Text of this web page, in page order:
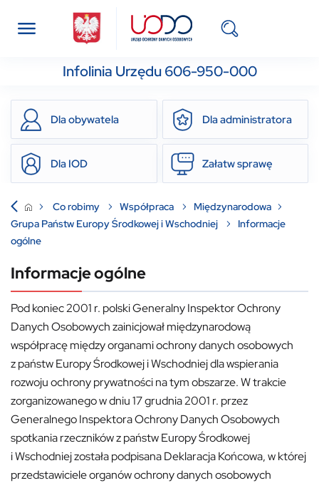
Infolinia Urzędu 606-950-000
Dla obywatela Dla administratora
Dla IOD Załatw sprawę
Co robimy Współpraca
Międzynarodowa
Grupa Państw Europy Środkowej i Wschodniej
Informacje
ogólne
Informacje ogólne
Pod koniec 2001 r. polski Generalny Inspektor Ochrony
Danych Osobowych zainicjował międzynarodową
współpracę między organami ochrony danych osobowych
z państw Europy Środkowej i Wschodniej dla wspierania
rozwoju ochrony prywatności na tym obszarze. W trakcie
zorganizowanego w dniu 17 grudnia 2001 r. przez
Generalnego Inspektora Ochrony Danych Osobowych
spotkania rzeczników z państw Europy Środkowej
i Wschodniej została podpisana Deklaracja Końcowa, w której
przedstawiciele organów ochrony danych osobowych